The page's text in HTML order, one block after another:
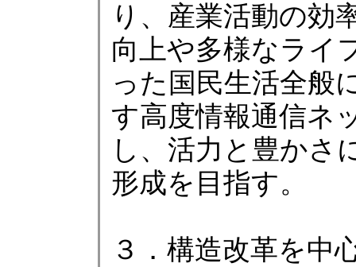
り、産業活動の効
向上や多様なライ
った国民生活全般
す高度情報通信ネ
し、活力と豊かさ
形成を目指す。
３．構造改革を中